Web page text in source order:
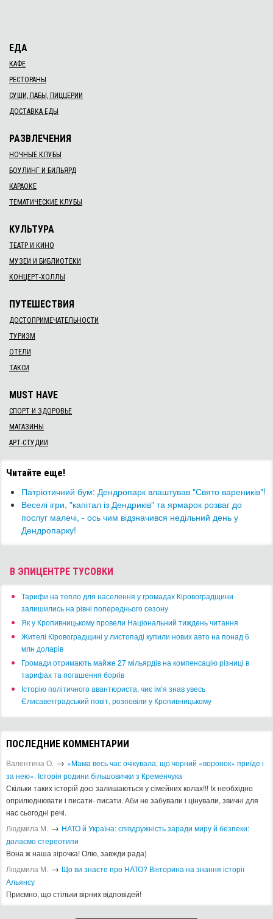
ЕДА
КАФЕ
РЕСТОРАНЫ
СУШИ, ПАБЫ, ПИЦЦЕРИИ
ДОСТАВКА ЕДЫ
РАЗВЛЕЧЕНИЯ
НОЧНЫЕ КЛУБЫ
БОУЛИНГ И БИЛЬЯРД
КАРАОКЕ
ТЕМАТИЧЕСКИЕ КЛУБЫ
КУЛЬТУРА
ТЕАТР И КИНО
МУЗЕИ И БИБЛИОТЕКИ
КОНЦЕРТ-ХОЛЛЫ
ПУТЕШЕСТВИЯ
ДОСТОПРИМЕЧАТЕЛЬНОСТИ
ТУРИЗМ
ОТЕЛИ
ТАКСИ
MUST HAVE
СПОРТ И ЗДОРОВЬЕ
МАГАЗИНЫ
АРТ-СТУДИИ
Читайте еще!
Патріотичний бум: Дендропарк влаштував "Свято вареників"!
​Веселі ігри, "капітал із Дендриків" та ярмарок розваг до
послуг малечі, - ось чим відзначився недільний день у
Дендропарку!
В ЭПИЦЕНТРЕ ТУСОВКИ
​Тарифи на тепло для населення у громадах Кіровоградщини
залишились на рівні попереднього сезону
​Як у Кропивницькому провели Національний тиждень читання
​Жителі Кіровоградщині у листопаді купили нових авто на понад 6
млн доларів
​Громади отримають майже 27 мільярдів на компенсацію різниці в
тарифах та погашення боргів
Історію політичного авантюриста, чиє ім’я знав увесь
Єлисаветградський повіт, розповіли у Кропивницькому
ПОСЛЕДНИЕ КОММЕНТАРИИ
Валентина О. → «Мама весь час очікувала, що чорний «воронок» приїде і
за нею». Історія родини більшовички з Кременчука
Скільки таких історій досі залишаються у сімейних колах!!! Іх необхідно
оприлюднювати і писати- писати. Аби не забували і цінували, звичні для
нас сьогодні речі.
Людмила М. → ​НАТО й Україна: співдружність заради миру й безпеки:
долаємо стереотипи
Вона ж наша зірочка! Олю, завжди рада)
Людмила М. → Що ви знаєте про НАТО? Вікторина на знання історії
Альянсу ​
Приємно, що стільки вірних відповідей!